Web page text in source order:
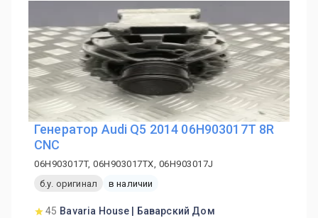
Генератор Audi Q5 2014 06H903017T 8R
CNC
06H903017T, 06H903017TX, 06H903017J
б.у. оригинал
в наличии
45 Bavaria House | Баварский Дом